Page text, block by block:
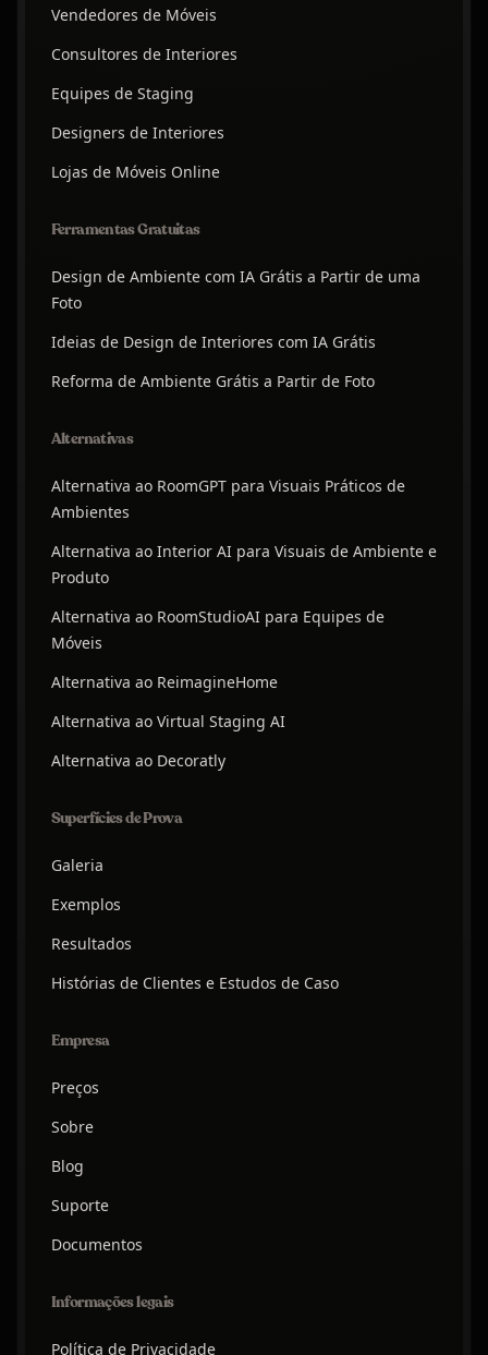
Vendedores de Móveis
Consultores de Interiores
Equipes de Staging
Designers de Interiores
Lojas de Móveis Online
Ferramentas Gratuitas
Design de Ambiente com IA Grátis a Partir de uma
Foto
Ideias de Design de Interiores com IA Grátis
Reforma de Ambiente Grátis a Partir de Foto
Alternativas
Alternativa ao RoomGPT para Visuais Práticos de
Ambientes
Alternativa ao Interior AI para Visuais de Ambiente e
Produto
Alternativa ao RoomStudioAI para Equipes de
Móveis
Alternativa ao ReimagineHome
Alternativa ao Virtual Staging AI
Alternativa ao Decoratly
Superfícies de Prova
Galeria
Exemplos
Resultados
Histórias de Clientes e Estudos de Caso
Empresa
Preços
Sobre
Blog
Suporte
Documentos
Informações legais
Política de Privacidade